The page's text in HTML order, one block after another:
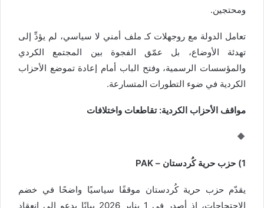
ومحتجين.
تعامل الدولة مع روجھلات كـ ملف أمني لا سياسي، لم يؤدِّ إلى
تهدئة الأوضاع، بل عمّق الفجوة بين المجتمع الكردي
والمؤسسات الرسمية، وفتح الباب أمام إعادة تموضع الأحزاب
الكردية في ضوء التطورات المتسارعة.
مواقف الأحزاب الكردية: تقاطعات واختلافات
🔶
1) حزب حرية كُردستان – PAK
يقدّم حزب حرية كُردستان موقفًا سياسيًا واضحًا في خضم
الاحتجاجات، إذ أصدر في 1 يناير 2026 بيانًا يدعو إلى انعقاد